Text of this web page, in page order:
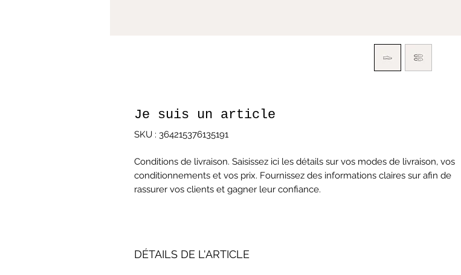
Je suis un article
SKU : 364215376135191
Conditions de livraison. Saisissez ici les détails sur vos modes de livraison, vos
conditionnements et vos prix. Fournissez des informations claires sur afin de
rassurer vos clients et gagner leur confiance.
DÉTAILS DE L'ARTICLE